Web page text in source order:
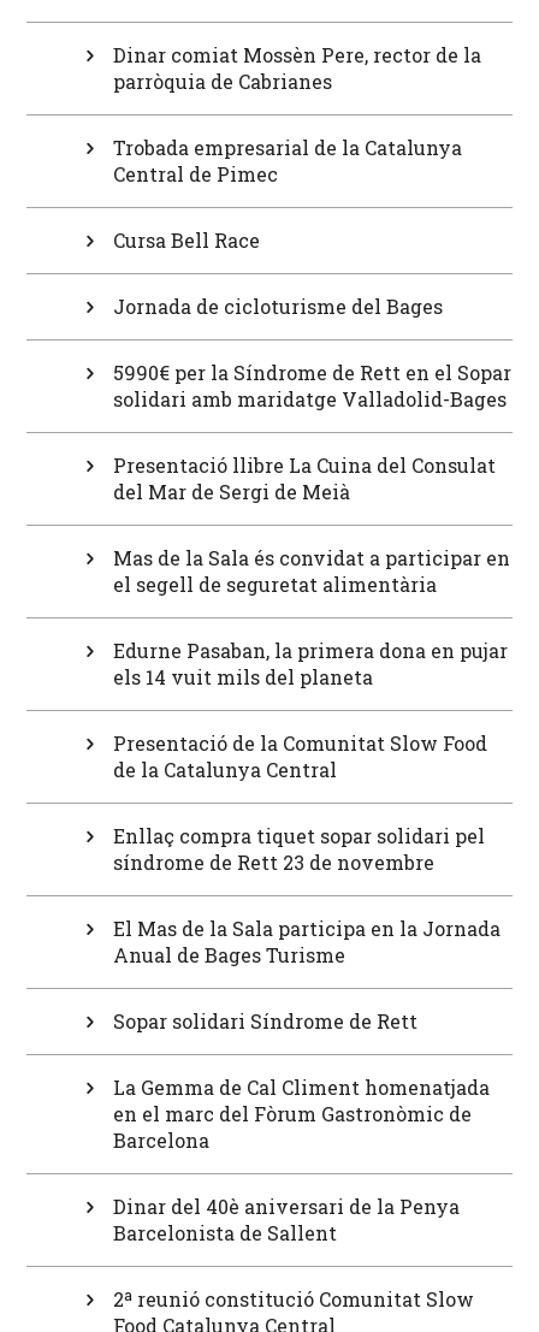
Dinar comiat Mossèn Pere, rector de la
parròquia de Cabrianes
Trobada empresarial de la Catalunya
Central de Pimec
Cursa Bell Race
Jornada de cicloturisme del Bages
5990€ per la Síndrome de Rett en el Sopar
solidari amb maridatge Valladolid-Bages
Presentació llibre La Cuina del Consulat
del Mar de Sergi de Meià
Mas de la Sala és convidat a participar en
el segell de seguretat alimentària
Edurne Pasaban, la primera dona en pujar
els 14 vuit mils del planeta
Presentació de la Comunitat Slow Food
de la Catalunya Central
Enllaç compra tiquet sopar solidari pel
síndrome de Rett 23 de novembre
El Mas de la Sala participa en la Jornada
Anual de Bages Turisme
Sopar solidari Síndrome de Rett
La Gemma de Cal Climent homenatjada
en el marc del Fòrum Gastronòmic de
Barcelona
Dinar del 40è aniversari de la Penya
Barcelonista de Sallent
2ª reunió constitució Comunitat Slow
Food Catalunya Central